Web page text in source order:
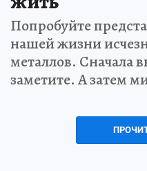
Попробуйте
нашей жизни
металлов. Сначала
заметите. А затем